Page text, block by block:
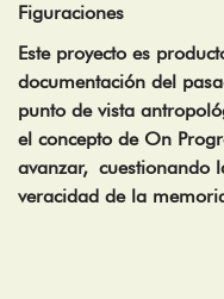
Figuraciones
Este proyecto es
documentación del
punto de vista
el concepto de On
avanzar, cuestionando
veracidad de la